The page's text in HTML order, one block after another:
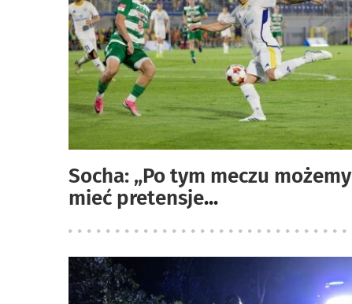
Socha: „Po tym meczu możemy
mieć pretensje...